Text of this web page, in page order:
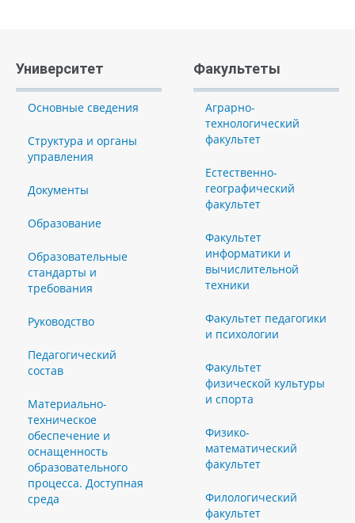
Университет
Основные сведения
Структура и органы
управления
Документы
Образование
Образовательные
стандарты и
требования
Руководство
Педагогический
состав
Материально-
техническое
обеспечение и
оснащенность
образовательного
процесса. Доступная
среда
Факультеты
Аграрно-
технологический
факультет
Естественно-
географический
факультет
Факультет
информатики и
вычислительной
техники
Факультет педагогики
и психологии
Факультет
физической культуры
и спорта
Физико-
математический
факультет
Филологический
факультет